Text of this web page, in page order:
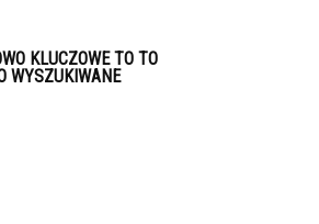
KLUCZOWE TO TO
WYSZUKIWANE